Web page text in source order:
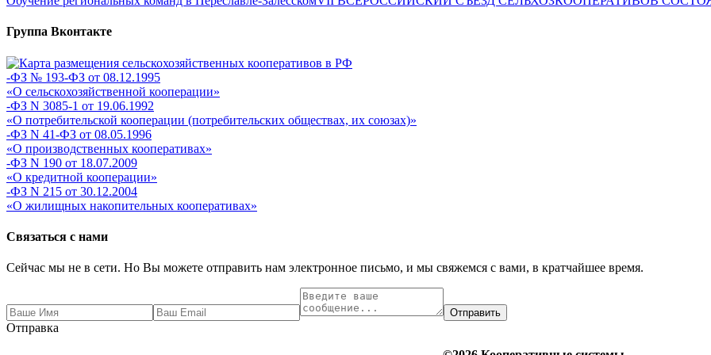
Группа Вконтакте
-ФЗ № 193-ФЗ от 08.12.1995
«О сельскохозяйственной кооперации»
-ФЗ N 3085-1 от 19.06.1992
«О потребительской кооперации (потребительских обществах, их союзах)»
-ФЗ N 41-ФЗ от 08.05.1996
«О производственных кооперативах»
-ФЗ N 190 от 18.07.2009
«О кредитной кооперации»
-ФЗ N 215 от 30.12.2004
«О жилищных накопительных кооперативах»
Связаться с нами
Сейчас мы не в сети. Но Вы можете отправить нам электронное письмо, и мы свяжемся с вами, в кратчайшее время.
Отправить
Отправка